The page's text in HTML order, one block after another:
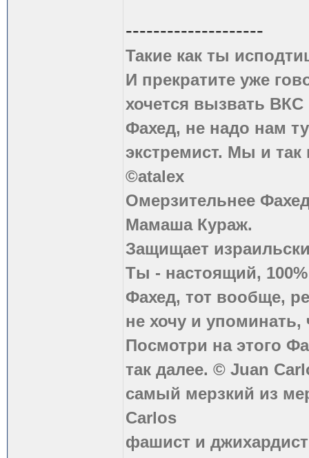
--------------------
Такие как ты
И прекратите уже
хочется вызвать
Фахед, не надо нам
экстремист. Мы и
©atalex
Омерзительнее
Мамаша Кураж.
Защищает
Ты - настоящий,
Фахед, тот вообще,
не хочу и
Посмотри на этого
так далее. © Juan
самый мерзкий из
Carlos
фашист и